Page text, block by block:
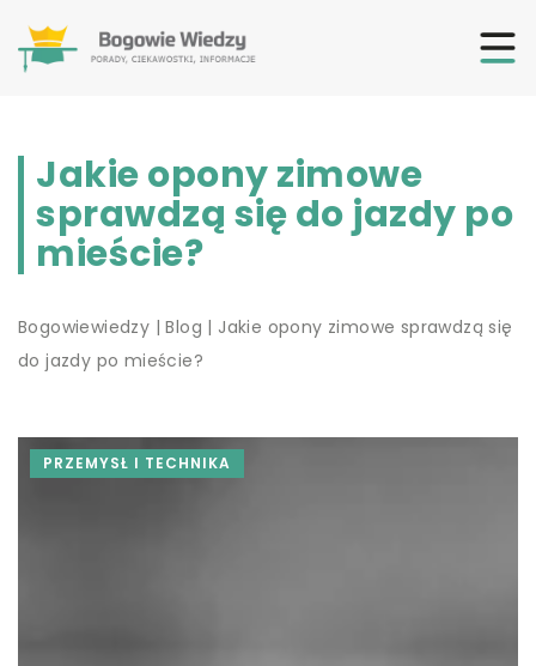
Jakie opony zimowe
sprawdzą się do jazdy po
mieście?
Bogowiewiedzy |Blog | Jakie opony zimowe sprawdzą się
do jazdy po mieście?
PRZEMYSŁ I TECHNIKA